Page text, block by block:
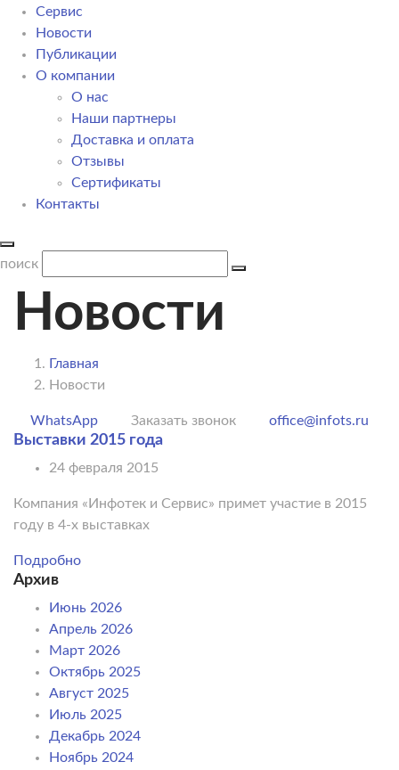
Сервис
Новости
Публикации
О компании
О нас
Наши партнеры
Доставка и оплата
Отзывы
Сертификаты
Контакты
поиск
Новости
Главная
Новости
WhatsApp Заказать звонок office@infots.ru
Выставки 2015 года
24 февраля 2015
Компания «Инфотек и Сервис» примет участие в 2015
году в 4-х выставках
Подробно
Архив
Июнь 2026
Апрель 2026
Март 2026
Октябрь 2025
Август 2025
Июль 2025
Декабрь 2024
Ноябрь 2024